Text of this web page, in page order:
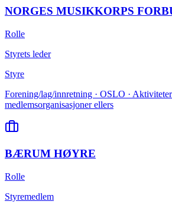
NORGES MUSIKKORPS
Rolle
Styrets leder
Styre
Forening/lag/innretning · OSLO ·
medlemsorganisasjoner ellers
BÆRUM HØYRE
Rolle
Styremedlem